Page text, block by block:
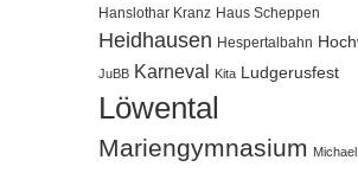
Hanslothar Kranz Haus Scheppen
Heidhausen Hespertalbahn
JuBB Karneval Kita Ludgerusfest
Löwental
Mariengymnasium